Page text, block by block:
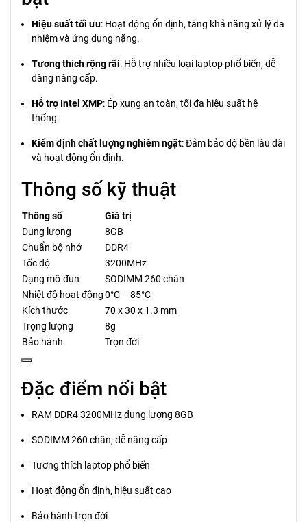
Hiệu suất tối ưu: Hoạt động ổn định, tăng khả năng xử lý đa
nhiệm và ứng dụng nặng.
Tương thích rộng rãi: Hỗ trợ nhiều loại laptop phổ biến, dễ
dàng nâng cấp.
Hỗ trợ Intel XMP: Ép xung an toàn, tối đa hiệu suất hệ
thống.
Kiểm định chất lượng nghiêm ngặt: Đảm bảo độ bền lâu dài
và hoạt động ổn định.
Thông số kỹ thuật
Thông số
Giá trị
Dung lượng
8GB
Chuẩn bộ nhớ
DDR4
Tốc độ
3200MHz
Dạng mô-đun
SODIMM 260 chân
Nhiệt độ hoạt động0°C – 85°C
Kích thước
70 x 30 x 1.3 mm
Trọng lượng
8g
Bảo hành
Trọn đời
Đặc điểm nổi bật
RAM DDR4 3200MHz dung lượng 8GB
SODIMM 260 chân, dễ nâng cấp
Tương thích laptop phổ biến
Hoạt động ổn định, hiệu suất cao
Bảo hành trọn đời